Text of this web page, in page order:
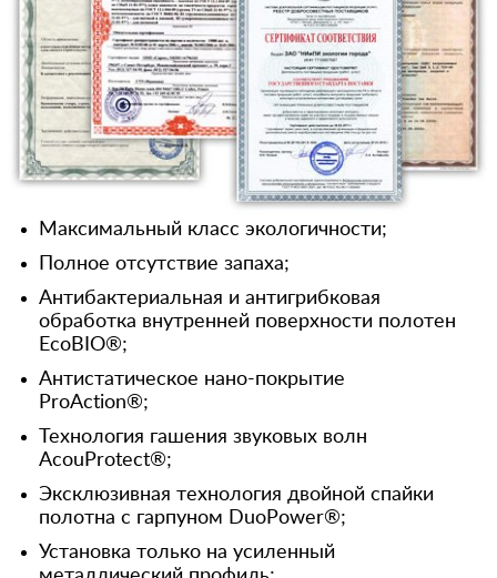
Максимальный класс экологичности;
Полное отсутствие запаха;
Антибактериальная и антигрибковая
обработка внутренней поверхности полотен
EcoBIO®;
Антистатическое нано-покрытие
ProAction®;
Технология гашения звуковых волн
AcouProtect®;
Эксклюзивная технология двойной спайки
полотна с гарпуном DuoPower®;
Установка только на усиленный